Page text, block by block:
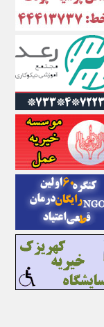
ایران آنلاین
ایران زندگی
ایران فوری
ایرانی روز
ایرانیتال
ایرنا
ایسکانیوز
ایسنا
ایکنا
ایلنا
اینتیتر
ایونا نیوز
بازتاب آنلاین
باشگاه خبرنگاران
باغستان نیوز
بامبوک
ببین و بخون
بدینسان
بنکر